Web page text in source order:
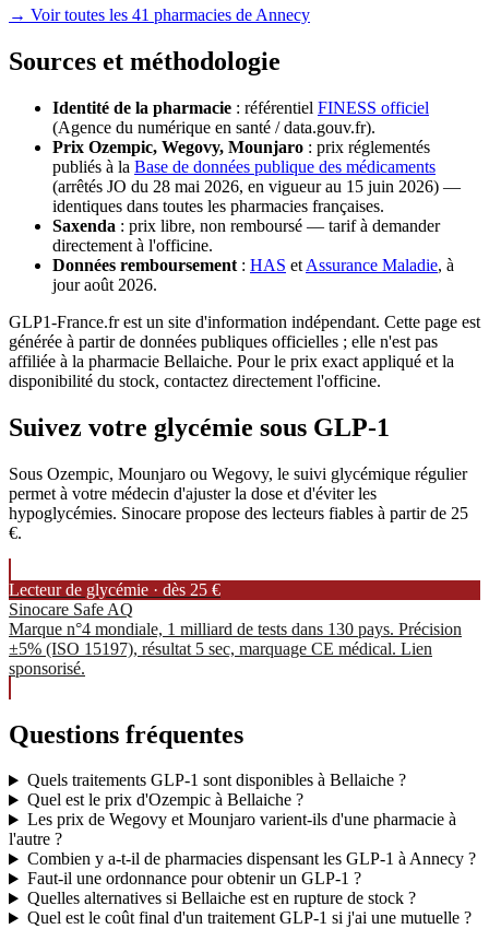
→ Voir toutes les 41 pharmacies de Annecy
Sources et méthodologie
Identité de la pharmacie : référentiel FINESS officiel
(Agence du numérique en santé / data.gouv.fr).
Prix Ozempic, Wegovy, Mounjaro : prix réglementés
publiés à la Base de données publique des médicaments
(arrêtés JO du 28 mai 2026, en vigueur au 15 juin 2026) —
identiques dans toutes les pharmacies françaises.
Saxenda : prix libre, non remboursé — tarif à demander
directement à l'officine.
Données remboursement : HAS et Assurance Maladie, à
jour août 2026.
GLP1-France.fr est un site d'information indépendant. Cette page est
générée à partir de données publiques officielles ; elle n'est pas
affiliée à la pharmacie Bellaiche. Pour le prix exact appliqué et la
disponibilité du stock, contactez directement l'officine.
Suivez votre glycémie sous GLP-1
Sous Ozempic, Mounjaro ou Wegovy, le suivi glycémique régulier
permet à votre médecin d'ajuster la dose et d'éviter les
hypoglycémies. Sinocare propose des lecteurs fiables à partir de 25
€.
Lecteur de glycémie · dès 25 €
Sinocare Safe AQ
Marque n°4 mondiale, 1 milliard de tests dans 130 pays. Précision
±5% (ISO 15197), résultat 5 sec, marquage CE médical. Lien
sponsorisé.
Questions fréquentes
Quels traitements GLP-1 sont disponibles à Bellaiche ?
Quel est le prix d'Ozempic à Bellaiche ?
Les prix de Wegovy et Mounjaro varient-ils d'une pharmacie à
l'autre ?
Combien y a-t-il de pharmacies dispensant les GLP-1 à Annecy ?
Faut-il une ordonnance pour obtenir un GLP-1 ?
Quelles alternatives si Bellaiche est en rupture de stock ?
Quel est le coût final d'un traitement GLP-1 si j'ai une mutuelle ?